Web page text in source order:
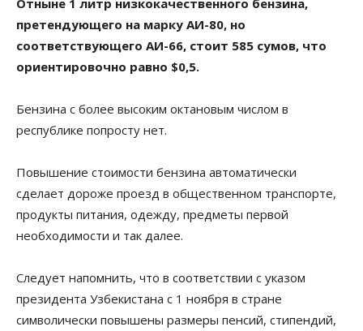
Отныне 1 литр низкокачественного бензина,
претендующего на марку АИ-80, но
соответствующего АИ-66, стоит 585 сумов, что
ориентировочно равно $0,5.
Бензина с более высоким октановым числом в
республике попросту нет.
Повышение стоимости бензина автоматически
сделает дороже проезд в общественном транспорте,
продукты питания, одежду, предметы первой
необходимости и так далее.
Следует напомнить, что в соответствии с указом
президента Узбекистана с 1 ноября в стране
символически повышены размеры пенсий, стипендий,